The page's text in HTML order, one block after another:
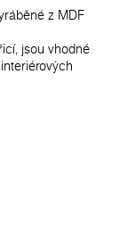
z MDF
jsou vhodné